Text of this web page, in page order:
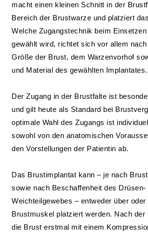
macht einen kleinen Schnitt in der
Bereich der Brustwarze und platziert
Welche Zugangstechnik beim
gewählt wird, richtet sich vor allem
Größe der Brust, dem Warzenvorhof
und Material des gewählten Implantates.
Der Zugang in der Brustfalte ist
und gilt heute als Standard bei
optimale Wahl des Zugangs ist
sowohl von den anatomischen
den Vorstellungen der Patientin ab.
Das Brustimplantat kann – je nach
sowie nach Beschaffenheit des Drüsen-
Weichteilgewebes – entweder über oder
Brustmuskel platziert werden. Nach der
die Brust erstmal mit einem